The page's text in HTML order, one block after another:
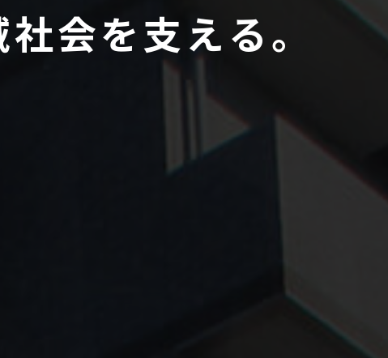
プライバシーポリシー
社会を支える。